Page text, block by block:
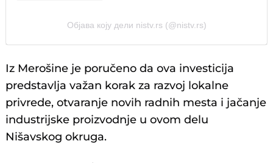
Објава коју дели nistv.rs (@nistv.rs)
Iz Merošine je poručeno da ova investicija
predstavlja važan korak za razvoj lokalne
privrede, otvaranje novih radnih mesta i jačanje
industrijske proizvodnje u ovom delu
Nišavskog okruga.